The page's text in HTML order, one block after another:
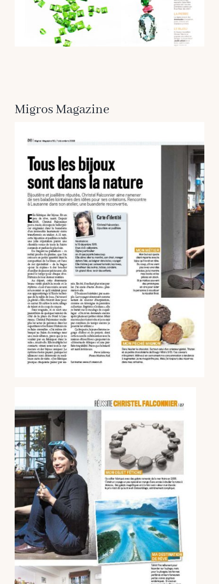
Migros Magazine